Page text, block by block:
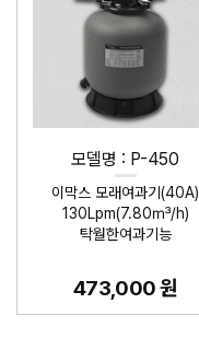
모델명 : P-450
이막스 모래여과기(40A)
130Lpm(7.80㎥/h)
탁월한여과기능
473,000 원